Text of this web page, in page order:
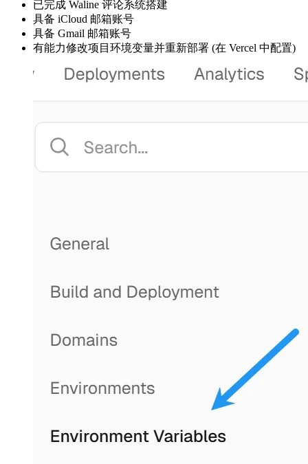
已完成 Waline 评论系统搭建
具备 iCloud 邮箱账号
具备 Gmail 邮箱账号
有能力修改项目环境变量并重新部署 (在 Vercel 中配置)